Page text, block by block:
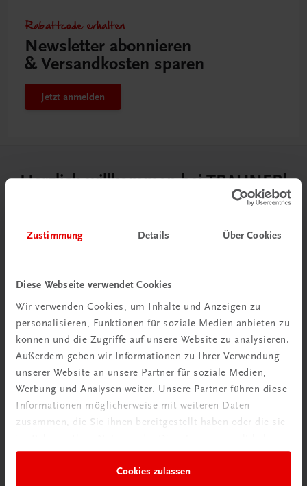
Zustimmung Details Über Cookies
Diese Webseite verwendet Cookies
Wir verwenden Cookies, um Inhalte und Anzeigen zu
personalisieren, Funktionen für soziale Medien anbieten zu
können und die Zugriffe auf unsere Website zu analysieren.
Außerdem geben wir Informationen zu Ihrer Verwendung
unserer Website an unsere Partner für soziale Medien,
Werbung und Analysen weiter. Unsere Partner führen diese
Informationen möglicherweise mit weiteren Daten
zusammen, die Sie ihnen bereitgestellt haben oder die sie
Cookies zulassen
Rabattcode erhalten
Newsletter abonnieren
& Versandkosten sparen
Jetzt anmelden
Herzlich willkommen bei TRAUNER!
75 Mitarbeiterinnen und Mitarbeitern, die eines verbindet:
Begeisterung für unsere Produkte.
Köglstraße 14 | 4020 Linz